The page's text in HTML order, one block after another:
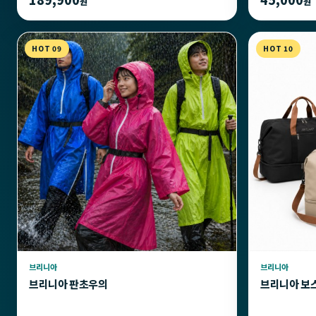
HOT 09
브리니아
브리니아 판초우의
HOT 10
브리니아
브리니아 보